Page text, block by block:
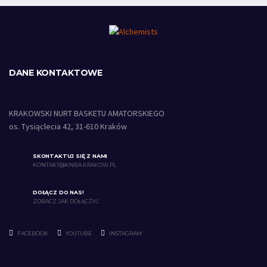
DANE KONTAKTOWE
KRAKOWSKI NURT BASKETU AMATORSKIEGO
os. Tysiąclecia 42, 31-610 Kraków
SKONTAKTUJ SIĘ Z NAMI
KONTAKT@KNBA.KRAKOW.PL
DOŁĄCZ DO NAS!
ZOBACZ JAK DOŁĄCZYĆ
FACEBOOK YOUTUBE INSTAGRAM